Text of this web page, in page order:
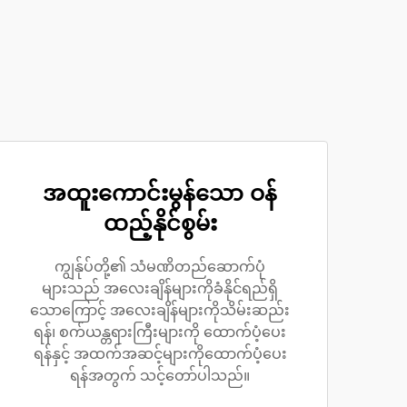
အထူးကောင်းမွန်သော ဝန်
ထည့်နိုင်စွမ်း
ကျွန်ုပ်တို့၏ သံမဏိတည်ဆောက်ပုံ
များသည် အလေးချိန်များကိုခံနိုင်ရည်ရှိ
သောကြောင့် အလေးချိန်များကိုသိမ်းဆည်း
ရန်၊ စက်ယန္တရားကြီးများကို ထောက်ပံ့ပေး
ရန်နှင့် အထက်အဆင့်များကိုထောက်ပံ့ပေး
ရန်အတွက် သင့်တော်ပါသည်။